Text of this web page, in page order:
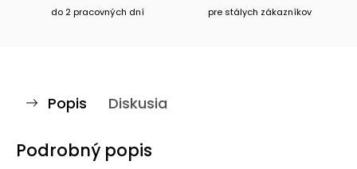
do 2 pracovných dní pre stálych zákazníkov
Popis Diskusia
Podrobný popis